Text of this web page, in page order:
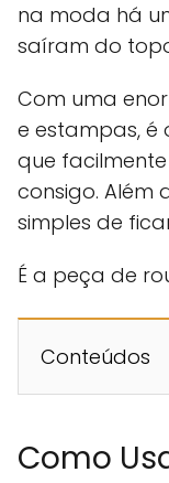
na moda há
saíram do
Com uma
e estampas,
que
consigo. Além
simples de
É a peça de
Conteúdos
Como